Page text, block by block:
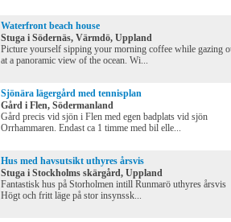
Waterfront beach house
Stuga i Södernäs, Värmdö, Uppland
Picture yourself sipping your morning coffee while gazing
at a panoramic view of the ocean. Wi...
Sjönära lägergård med tennisplan
Gård i Flen, Södermanland
Gård precis vid sjön i Flen med egen badplats vid sjön
Orrhammaren. Endast ca 1 timme med bil elle...
Hus med havsutsikt uthyres årsvis
Stuga i Stockholms skärgård, Uppland
Fantastisk hus på Storholmen intill Runmarö uthyres årsvis
Högt och fritt läge på stor insynssk...